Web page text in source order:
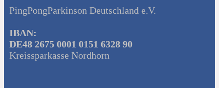
PingPongParkinson Deutschland e.V.
IBAN:
DE48 2675 0001 0151 6328 90
Kreissparkasse Nordhorn